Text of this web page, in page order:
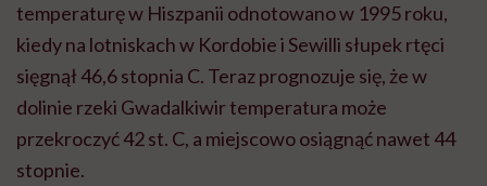
temperaturę w Hiszpanii odnotowano w 1995 roku,
kiedy na lotniskach w Kordobie i Sewilli słupek rtęci
sięgnął 46,6 stopnia C. Teraz prognozuje się, że w
dolinie rzeki Gwadalkiwir temperatura może
przekroczyć 42 st. C, a miejscowo osiągnąć nawet 44
stopnie.